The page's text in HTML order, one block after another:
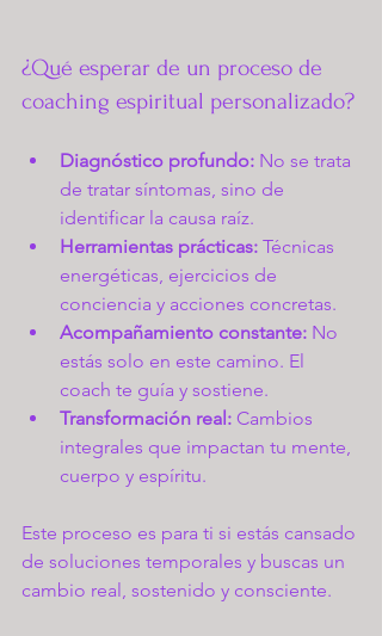
¿Qué esperar de un proceso de
coaching espiritual personalizado?
Diagnóstico profundo: No se trata
de tratar síntomas, sino de
identificar la causa raíz.
Herramientas prácticas: Técnicas
energéticas, ejercicios de
conciencia y acciones concretas.
Acompañamiento constante: No
estás solo en este camino. El
coach te guía y sostiene.
Transformación real: Cambios
integrales que impactan tu mente,
cuerpo y espíritu.
Este proceso es para ti si estás cansado
de soluciones temporales y buscas un
cambio real, sostenido y consciente.